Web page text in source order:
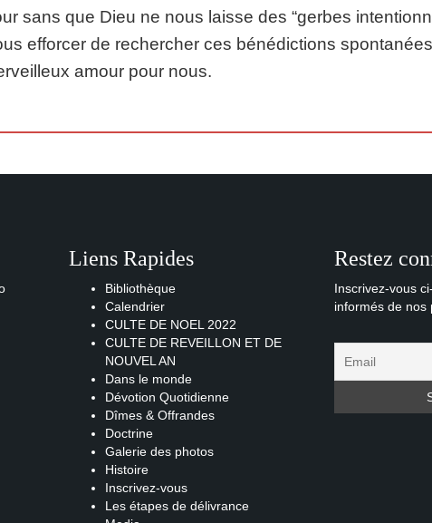
sans que Dieu ne nous laisse des “gerbes
efforcer de rechercher ces bénédictions
amour pour nous.
Liens Rapides
Bibliothèque
Calendrier
CULTE DE NOEL 2022
CULTE DE REVEILLON ET DE
NOUVEL AN
Dans le monde
Dévotion Quotidienne
Dîmes & Offrandes
Doctrine
Galerie des photos
Histoire
Inscrivez-vous
Les étapes de délivrance
Restez
Inscrivez-vous
informés de nos